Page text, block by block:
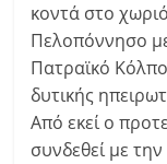
κοντά στο
Πελοπόννησο
Πατραϊκό Κόλπο
δυτικής
Από εκεί ο
συνδεθεί με την